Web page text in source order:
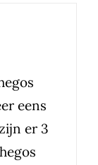
eens
er 3